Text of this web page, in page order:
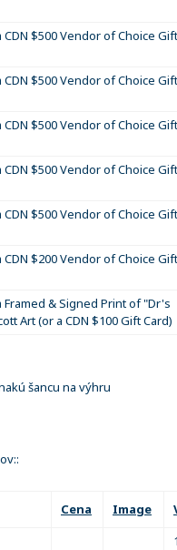
$500 Vendor of Choice Gift
$500 Vendor of Choice Gift
$500 Vendor of Choice Gift
$500 Vendor of Choice Gift
$500 Vendor of Choice Gift
$200 Vendor of Choice Gift
Framed & Signed Print of "Dr's
Art (or a CDN $100 Gift Card)
šancu na výhru
Cena Image